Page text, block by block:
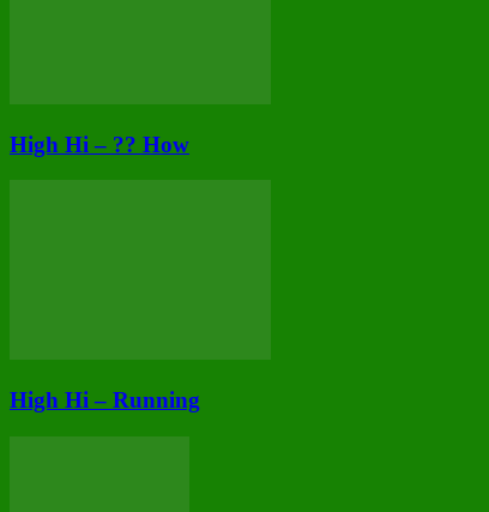
High Hi – ?? How
High Hi – Running